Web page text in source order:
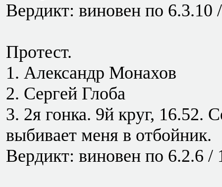
Вердикт: виновен по 6.3.10
Протест.
1. Александр Монахов
2. Сергей Глоба
3. 2я гонка. 9й круг, 16.52.
выбивает меня в отбойник.
Вердикт: виновен по 6.2.6 /